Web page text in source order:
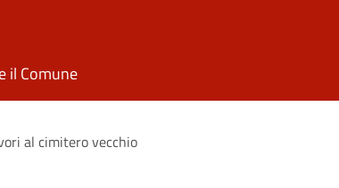
il Comune
al cimitero vecchio